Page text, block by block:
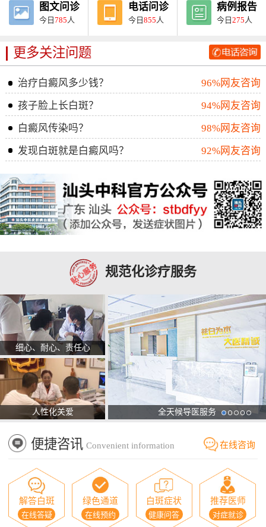
图文问诊
今日785 人
电话问诊
今日855 人
病例报告
今日275 人
更多关注问题
治疗白癜风多少钱？
96%网友咨询
孩子脸上长白斑？
94%网友咨询
白癜风传染吗？
98%网友咨询
发现白斑就是白癜风吗？
92%网友咨询
规范化诊疗服务
细心、耐心、责任心
人性化关爱 全天候导医服务
便捷咨讯 Convenient information 在线咨询
解答白斑
在线答疑
绿色通道
在线预约
白斑症状
健康问答
推荐医师
对症就诊